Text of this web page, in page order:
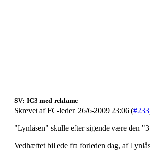
SV: IC3 med reklame
Skrevet af FC-leder, 26/6-2009 23:06 (#233
"Lynlåsen" skulle efter sigende være den
Vedhæftet billede fra forleden dag, af